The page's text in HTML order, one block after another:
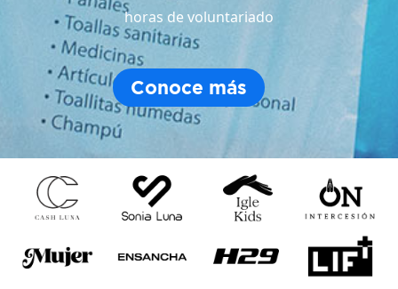
horas de voluntariado
Conoce más